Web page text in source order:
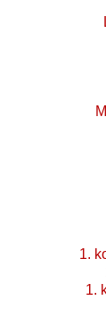
1.
1.